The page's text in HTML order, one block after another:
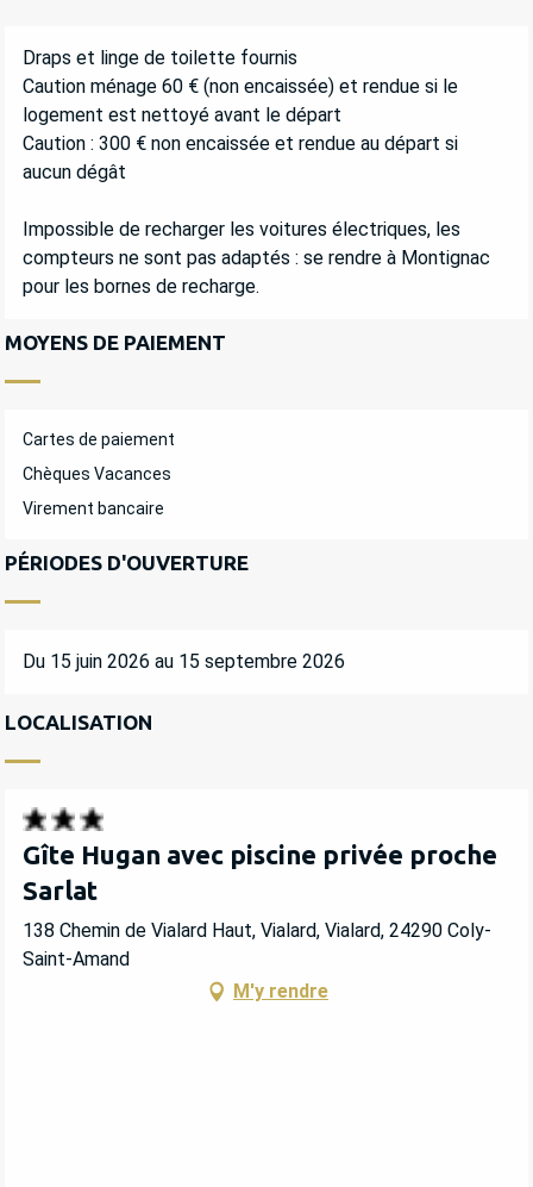
Draps et linge de toilette fournis
Caution ménage 60 € (non encaissée) et rendue si le
logement est nettoyé avant le départ
Caution : 300 € non encaissée et rendue au départ si
aucun dégât
Impossible de recharger les voitures électriques, les
compteurs ne sont pas adaptés : se rendre à Montignac
pour les bornes de recharge.
MOYENS DE PAIEMENT
Cartes de paiement
Chèques Vacances
Virement bancaire
PÉRIODES D'OUVERTURE
Du 15 juin 2026 au 15 septembre 2026
LOCALISATION
Gîte Hugan avec piscine privée proche
Sarlat
138 Chemin de Vialard Haut, Vialard, Vialard, 24290 Coly-
Saint-Amand
M'y rendre